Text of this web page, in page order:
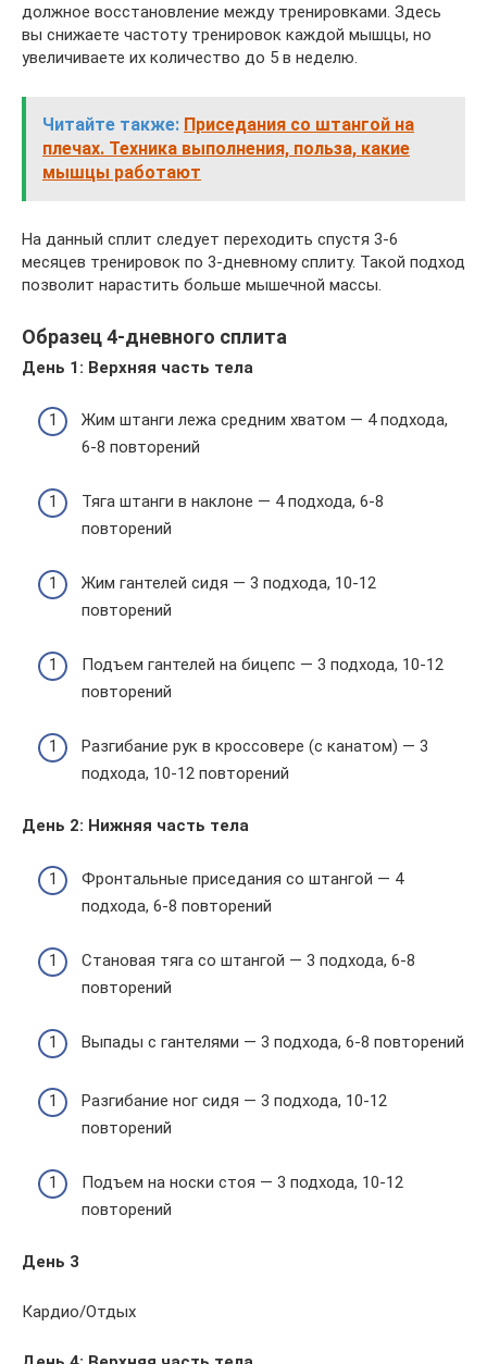
должное восстановление между тренировками. Здесь
вы снижаете частоту тренировок каждой мышцы, но
увеличиваете их количество до 5 в неделю.
Читайте также: Приседания со штангой на
плечах. Техника выполнения, польза, какие
мышцы работают
На данный сплит следует переходить спустя 3-6
месяцев тренировок по 3-дневному сплиту. Такой подход
позволит нарастить больше мышечной массы.
Образец 4-дневного сплита
День 1: Верхняя часть тела
Жим штанги лежа средним хватом — 4 подхода,
6-8 повторений
Тяга штанги в наклоне — 4 подхода, 6-8
повторений
Жим гантелей сидя — 3 подхода, 10-12
повторений
Подъем гантелей на бицепс — 3 подхода, 10-12
повторений
Разгибание рук в кроссовере (с канатом) — 3
подхода, 10-12 повторений
День 2: Нижняя часть тела
Фронтальные приседания со штангой — 4
подхода, 6-8 повторений
Становая тяга со штангой — 3 подхода, 6-8
повторений
Выпады с гантелями — 3 подхода, 6-8 повторений
Разгибание ног сидя — 3 подхода, 10-12
повторений
Подъем на носки стоя — 3 подхода, 10-12
повторений
День 3
Кардио/Отдых